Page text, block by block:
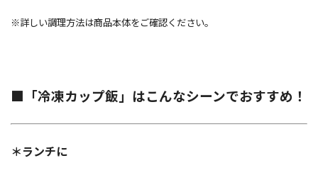
※詳しい調理方法は商品本体をご確認ください。
■「冷凍カップ飯」はこんなシーンでおすすめ！
＊ランチに